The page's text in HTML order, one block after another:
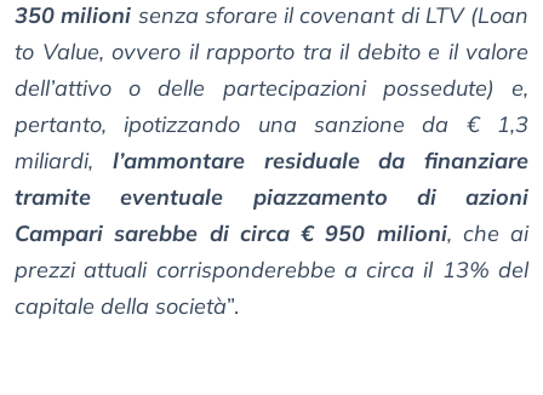
350 milioni senza sforare il covenant di LTV (Loan
to Value, ovvero il rapporto tra il debito e il valore
dell’attivo o delle partecipazioni possedute) e,
pertanto, ipotizzando una sanzione da € 1,3
miliardi, l’ammontare residuale da finanziare
tramite eventuale piazzamento di azioni
Campari sarebbe di circa € 950 milioni, che ai
prezzi attuali corrisponderebbe a circa il 13% del
capitale della società”.